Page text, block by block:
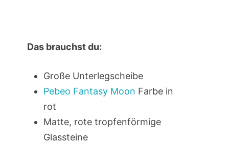
Das brauchst du:
Große Unterlegscheibe
Pebeo Fantasy Moon Farbe in
rot
Matte, rote tropfenförmige
Glassteine